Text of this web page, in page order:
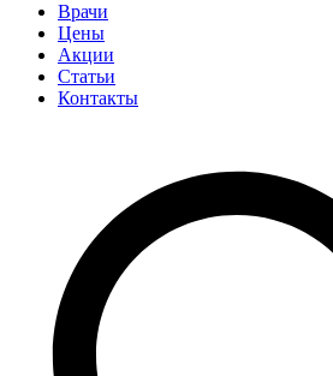
Врачи
Цены
Акции
Статьи
Контакты